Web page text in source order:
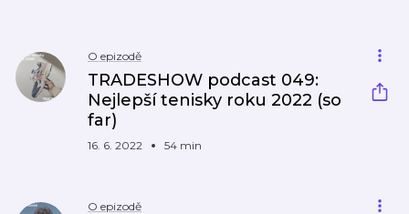
O epizodě
TRADESHOW podcast 049:
Nejlepší tenisky roku 2022 (so
far)
16. 6. 2022 54 min
O epizodě